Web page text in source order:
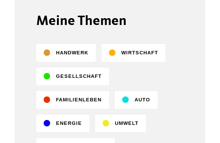
Meine Themen
HANDWERK WIRTSCHAFT
GESELLSCHAFT
FAMILIENLEBEN AUTO
ENERGIE UMWELT